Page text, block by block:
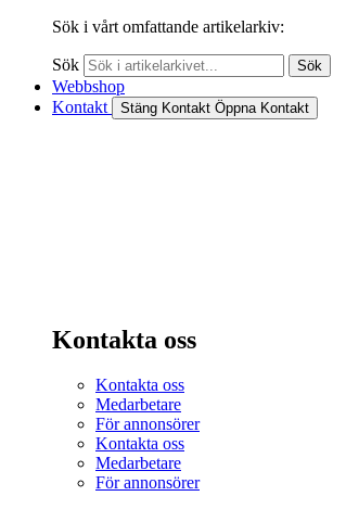
Sök i vårt omfattande artikelarkiv:
Sök Sök
Webbshop
Kontakt
Stäng Kontakt Öppna Kontakt
Kontakta oss
Kontakta oss
Medarbetare
För annonsörer
Kontakta oss
Medarbetare
För annonsörer